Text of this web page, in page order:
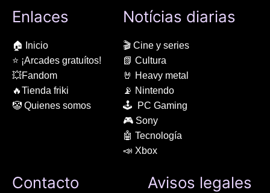
Enlaces
🏠 Inicio
⭐ ¡Arcades gratuítos!
💥Fandom
🔥Tienda friki
🤡 Quienes somos
Notícias diarias
🎬 Cine y series
📗 Cultura
🤘 Heavy metal
📡 Nintendo
🕹 PC Gaming
🎮 Sony
🤖 Tecnología
📣 Xbox
Contacto Avisos legales